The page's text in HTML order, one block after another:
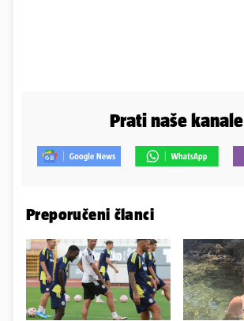
Prati naše kanale
Preporučeni članci